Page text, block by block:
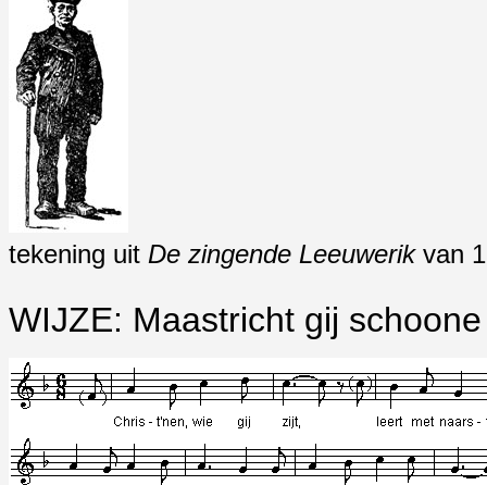
tekening uit De zingende Leeuwerikvan
WIJZE: Maastricht gij